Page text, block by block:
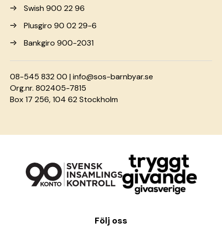
Swish 900 22 96
Plusgiro 90 02 29-6
Bankgiro 900-2031
08-545 832 00 |info@sos-barnbyar.se
Org.nr. 802405-7815
Box 17 256, 104 62 Stockholm
Följ oss